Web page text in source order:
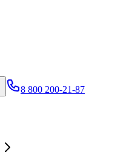
8 800 200-21-87